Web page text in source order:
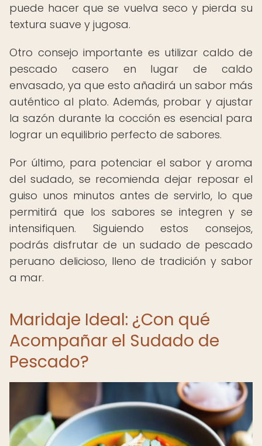
puede hacer que se vuelva seco y pierda su
textura suave y jugosa.
Otro consejo importante es utilizar caldo de
pescado casero en lugar de caldo
envasado, ya que esto añadirá un sabor más
auténtico al plato. Además, probar y ajustar
la sazón durante la cocción es esencial para
lograr un equilibrio perfecto de sabores.
Por último, para potenciar el sabor y aroma
del sudado, se recomienda dejar reposar el
guiso unos minutos antes de servirlo, lo que
permitirá que los sabores se integren y se
intensifiquen. Siguiendo estos consejos,
podrás disfrutar de un sudado de pescado
peruano delicioso, lleno de tradición y sabor
a mar.
Maridaje Ideal: ¿Con qué
Acompañar el Sudado de
Pescado?